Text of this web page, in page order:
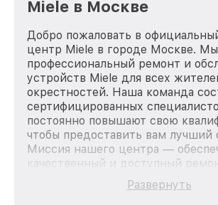
Miele в Москве
Добро пожаловать в
центр Miele в городе Москве.
профессиональный ремонт и
устройств Miele для всех
окрестностей. Наша команда
сертифицированных
постоянно повышают свою
чтобы предоставить вам лучший
Миссия нашего центра —
качественный и доступный
каждого пользователя
зависимости от сложности
Развернуть